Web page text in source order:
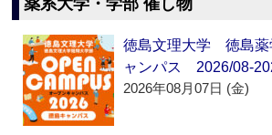
薬系大学・学部 催し物
徳島文理大学 徳島
ャンパス 2026/08-
2026年08月07日 (金)